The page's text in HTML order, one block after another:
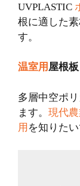
UVPLASTIC
根に適した
す。
温室用 屋根板
多層中空ポ
ます。 現代
用 を知りたい